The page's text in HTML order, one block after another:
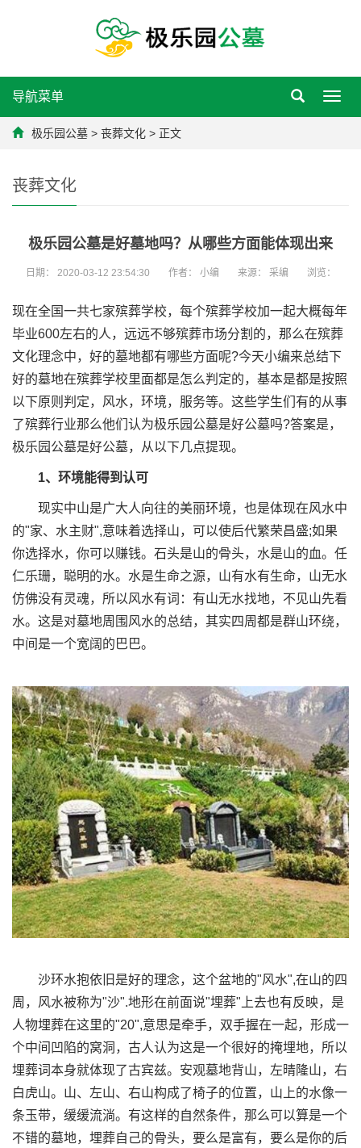
导航菜单
极乐园公墓 > 丧葬文化 > 正文
丧葬文化
极乐园公墓是好墓地吗？从哪些方面能体现出来
日期： 2020-03-12 23:54:30 作者： 小编 来源： 采编 浏览：
现在全国一共七家殡葬学校，每个殡葬学校加一起大概每年
毕业600左右的人，远远不够殡葬市场分割的，那么在殡葬
文化理念中，好的墓地都有哪些方面呢?今天小编来总结下
好的墓地在殡葬学校里面都是怎么判定的，基本是都是按照
以下原则判定，风水，环境，服务等。这些学生们有的从事
了殡葬行业那么他们认为极乐园公墓是好公墓吗?答案是，
极乐园公墓是好公墓，从以下几点提现。
1、环境能得到认可
现实中山是广大人向往的美丽环境，也是体现在风水中
的"家、水主财",意味着选择山，可以使后代繁荣昌盛;如果
你选择水，你可以赚钱。石头是山的骨头，水是山的血。任
仁乐珊，聪明的水。水是生命之源，山有水有生命，山无水
仿佛没有灵魂，所以风水有词：有山无水找地，不见山先看
水。这是对墓地周围风水的总结，其实四周都是群山环绕，
中间是一个宽阔的巴巴。
沙环水抱依旧是好的理念，这个盆地的"风水",在山的四
周，风水被称为"沙".地形在前面说"埋葬"上去也有反映，是
人物埋葬在这里的"20",意思是牵手，双手握在一起，形成一
个中间凹陷的窝洞，古人认为这是一个很好的掩埋地，所以
埋葬词本身就体现了古宾兹。安观墓地背山，左晴隆山，右
白虎山。山、左山、右山构成了椅子的位置，山上的水像一
条玉带，缓缓流淌。有这样的自然条件，那么可以算是一个
不错的墓地，埋葬自己的骨头，要么是富有，要么是你的后